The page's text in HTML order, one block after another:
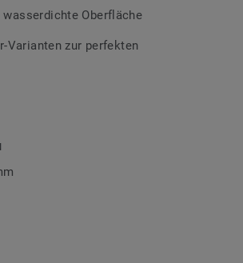
Oberfläche
Varianten zur perfekten